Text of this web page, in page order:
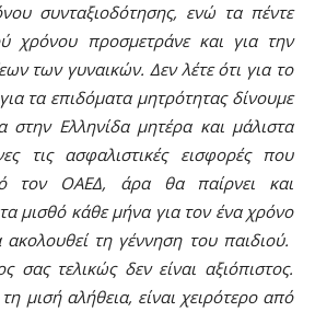
συνταξιοδότησης, ενώ τα πέντε
χρόνου προσμετράνε και για την
των γυναικών. Δεν λέτε ότι για το
τα επιδόματα μητρότητας δίνουμε
στην Ελληνίδα μητέρα και μάλιστα
τις ασφαλιστικές εισφορές που
τον ΟΑΕΔ, άρα θα παίρνει και
μισθό κάθε μήνα για τον ένα χρόνο
τη γέννηση του παιδιού.
σας τελικώς δεν είναι αξιόπιστος.
μισή αλήθεια, είναι χειρότερο από